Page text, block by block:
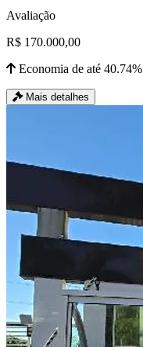
Avaliação
R$ 170.000,00
Economia de até 40.74%
Mais detalhes